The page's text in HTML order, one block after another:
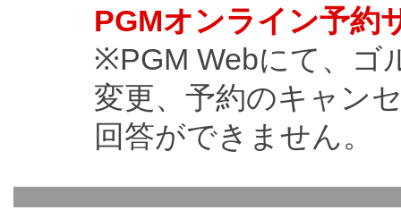
PGMオンライン予約
※PGM Webにて、ゴ
変更、予約のキャン
回答ができません。